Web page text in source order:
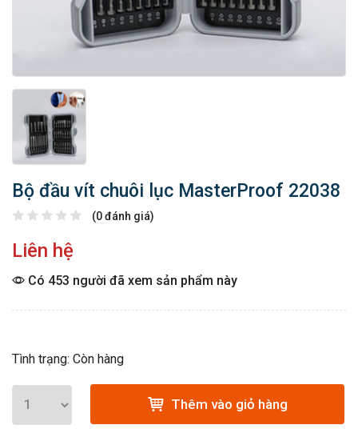
Bộ đầu vít chuôi lục MasterProof 22038
(0 đánh giá)
Liên hệ
Có 453 người đã xem sản phẩm này
Tình trạng: Còn hàng
Thêm vào giỏ hàng